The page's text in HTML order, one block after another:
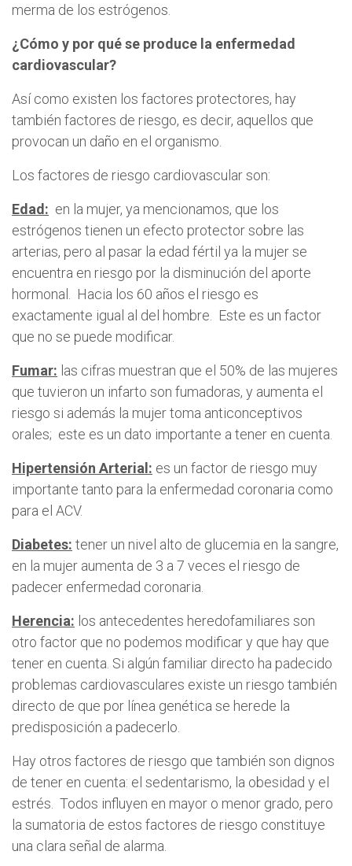
merma de los estrógenos.
¿Cómo y por qué se produce la enfermedad
cardiovascular?
Así como existen los factores protectores, hay
también factores de riesgo, es decir, aquellos que
provocan un daño en el organismo.
Los factores de riesgo cardiovascular son:
Edad: en la mujer, ya mencionamos, que los
estrógenos tienen un efecto protector sobre las
arterias, pero al pasar la edad fértil ya la mujer se
encuentra en riesgo por la disminución del aporte
hormonal. Hacia los 60 años el riesgo es
exactamente igual al del hombre. Este es un factor
que no se puede modificar.
Fumar: las cifras muestran que el 50% de las mujeres
que tuvieron un infarto son fumadoras, y aumenta el
riesgo si además la mujer toma anticonceptivos
orales; este es un dato importante a tener en cuenta.
Hipertensión Arterial: es un factor de riesgo muy
importante tanto para la enfermedad coronaria como
para el ACV.
Diabetes: tener un nivel alto de glucemia en la sangre,
en la mujer aumenta de 3 a 7 veces el riesgo de
padecer enfermedad coronaria.
Herencia: los antecedentes heredofamiliares son
otro factor que no podemos modificar y que hay que
tener en cuenta. Si algún familiar directo ha padecido
problemas cardiovasculares existe un riesgo también
directo de que por línea genética se herede la
predisposición a padecerlo.
Hay otros factores de riesgo que también son dignos
de tener en cuenta: el sedentarismo, la obesidad y el
estrés. Todos influyen en mayor o menor grado, pero
la sumatoria de estos factores de riesgo constituye
una clara señal de alarma.